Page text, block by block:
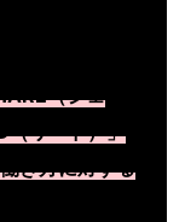
（シェ
（リード）」
き方に対する